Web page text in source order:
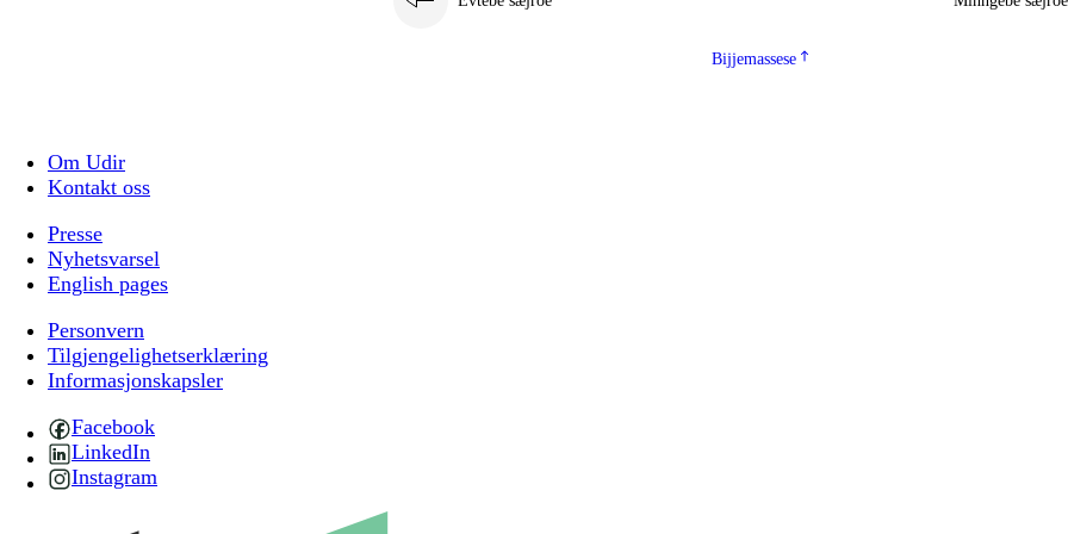
Bijjemassese
Om Udir
Kontakt oss
Presse
Nyhetsvarsel
English pages
Personvern
Tilgjengelighetserklæring
Informasjonskapsler
Facebook
LinkedIn
Instagram